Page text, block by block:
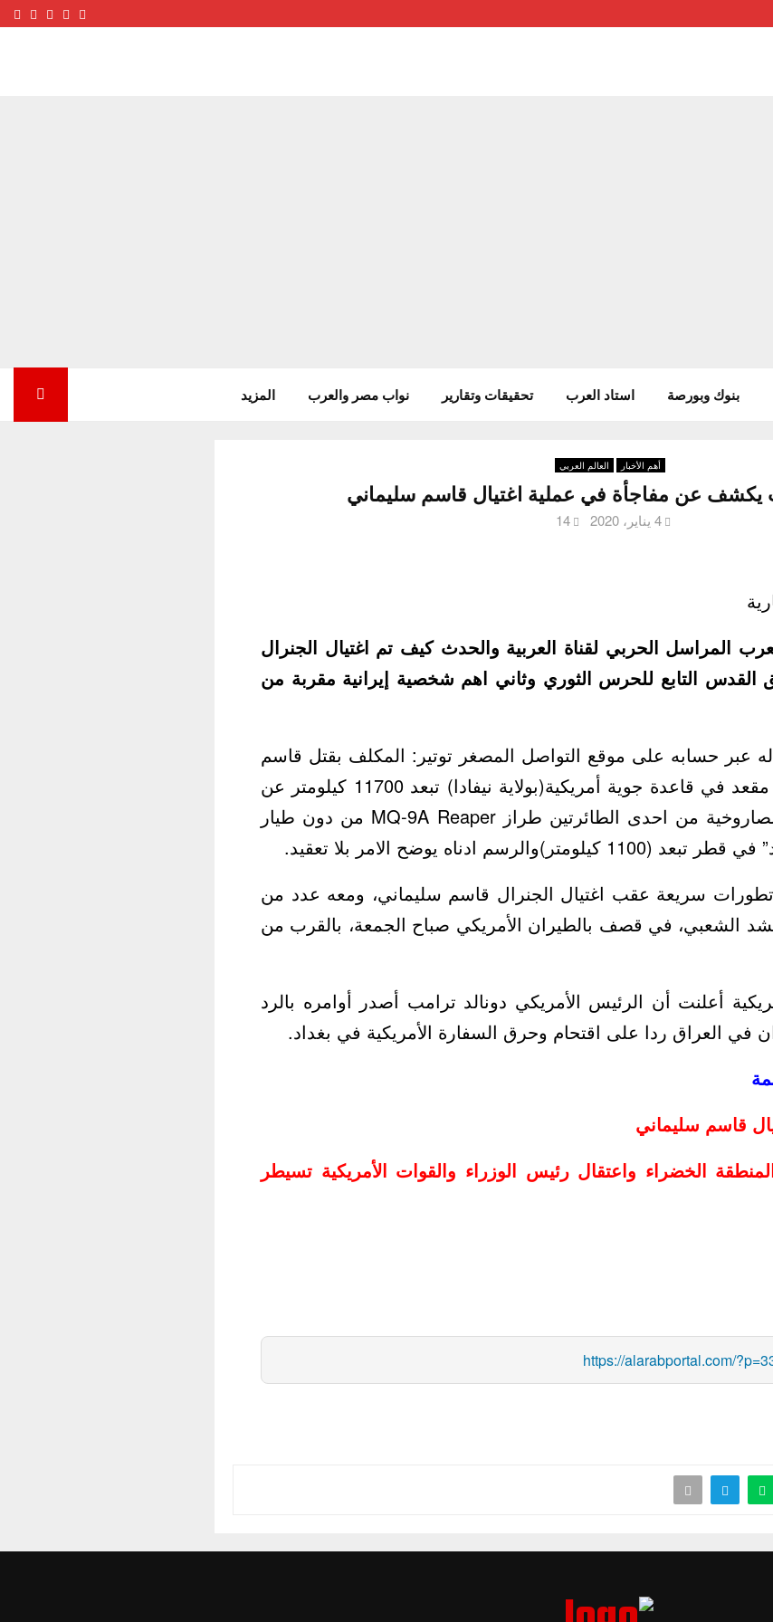
Facebook
Twitter
بنوك وبورصة استاد العرب تحقيقات وتقارير نواب مصر والعرب المزيد
أهم الأخبار العالم العربي
يكشف عن مفاجأة في عملية اغتيال قاسم سليماني
4 يناير، 2020 14
المراسل الحربي لقناة العربية والحدث كيف تم اغتيال الجنرال
القدس التابع للحرس الثوري وثاني اهم شخصية إيرانية مقربة من
عبر حسابه على موقع التواصل المصغر توتير: المكلف بقتل قاسم
سليماني راقبه من على مقعد في قاعدة جوية أمريكية(بولاية نيفادا) تبعد 11700 كيلومتر عن
بغداد ثم قذفه بالحمم الصاروخية من احدى الطائرتين طراز MQ-9A Reaper من دون طيار
ادناه يوضح الامر بلا تعقيد.
تطورات سريعة عقب اغتيال الجنرال قاسم سليماني، ومعه عدد من
الشعبي، في قصف بالطيران الأمريكي صباح الجمعة، بالقرب من
أعلنت أن الرئيس الأمريكي دونالد ترامب أصدر أوامره بالرد
في العراق ردا على اقتحام وحرق السفارة الأمريكية في بغداد.
قاسم سليماني
الخضراء واعتقال رئيس الوزراء والقوات الأمريكية تسيطر
https://alarabportal.com/